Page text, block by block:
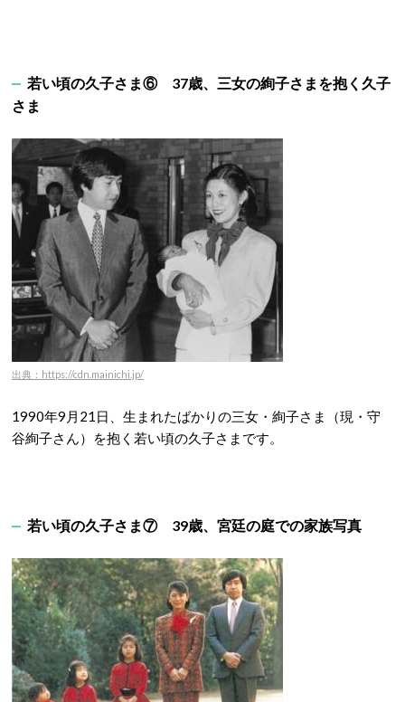
若い頃の久子さま⑥ 37歳、三女の絢子さまを抱く久子
さま
出典：https://cdn.mainichi.jp/
1990年9月21日、生まれたばかりの三女・絢子さま（現・守
谷絢子さん）を抱く若い頃の久子さまです。
若い頃の久子さま⑦ 39歳、宮廷の庭での家族写真